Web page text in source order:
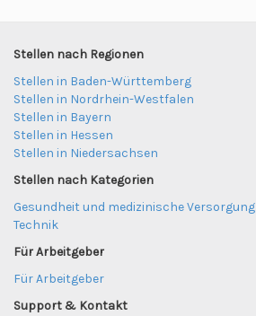
Stellen nach Regionen
Stellen in Baden-Württemberg
Stellen in Nordrhein-Westfalen
Stellen in Bayern
Stellen in Hessen
Stellen in Niedersachsen
Stellen nach Kategorien
Gesundheit und medizinische Versorgung
Technik
Für Arbeitgeber
Für Arbeitgeber
Support & Kontakt